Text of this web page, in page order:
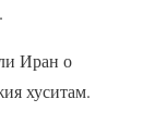
Иран о
хуситам.